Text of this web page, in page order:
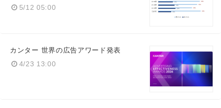
5/12 05:00
カンター 世界の広告アワード発表
4/23 13:00